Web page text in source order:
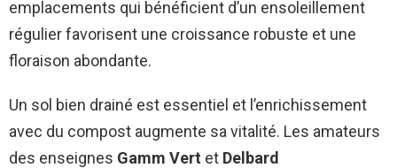
emplacements qui bénéficient d’un ensoleillement
régulier favorisent une croissance robuste et une
floraison abondante.
Un sol bien drainé est essentiel et l’enrichissement
avec du compost augmente sa vitalité. Les amateurs
des enseignes Gamm Vert et Delbard